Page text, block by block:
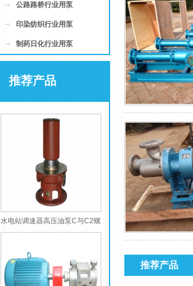
公路路桥行业用泵
印染纺织行业用泵
制药日化行业用泵
推荐产品
水电站调速器高压油泵C与C2螺
杆泵
推荐产品